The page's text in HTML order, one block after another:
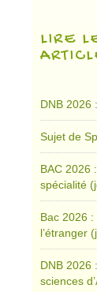
LIRE
DNB 2026
Sujet de
BAC 2026
spécialité
Bac 2026
l’étranger
DNB 2026
sciences